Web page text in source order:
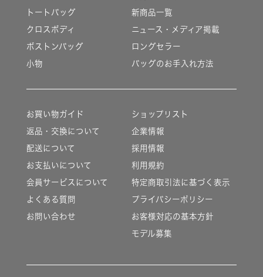
トートバッグ
クロスボディ
ボストンバッグ
小物
新商品一覧
ニュース・メディア掲載
ロングセラー
バッグのお手入れ方法
お買い物ガイド
返品・交換について
配送について
お支払いについて
会員サービスについて
よくある質問
お問い合わせ
ショップリスト
企業情報
採用情報
利用規約
特定商取引法に基づく表示
プライバシーポリシー
お客様対応の基本方針
モデル募集